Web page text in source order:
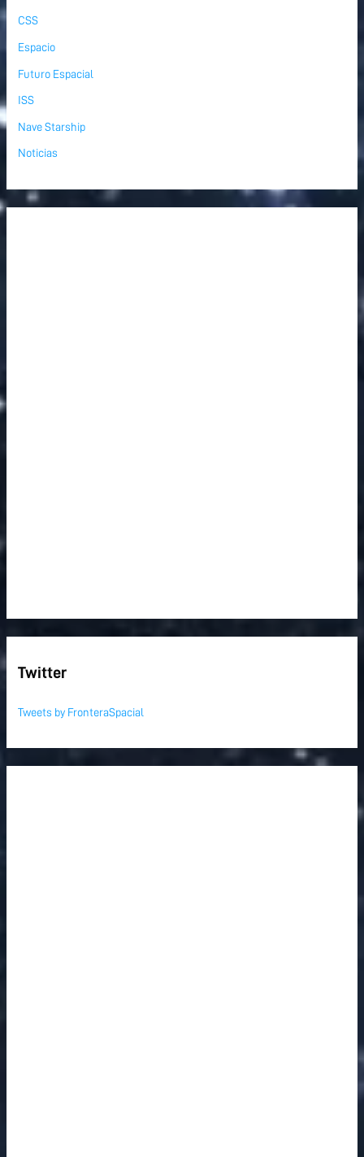
CSS
Espacio
Futuro Espacial
ISS
Nave Starship
Noticias
Twitter
Tweets by FronteraSpacial